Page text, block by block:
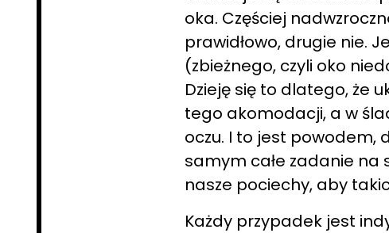
oka. Częściej
prawidłowo, drugie nie.
(zbieżnego, czyli oko
Dzieję się to dlatego, że
tego akomodacji, a w
oczu. I to jest powodem,
samym całe zadanie
nasze pociechy, aby
Każdy przypadek jest